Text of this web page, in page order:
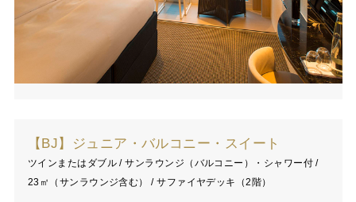
【BJ】ジュニア・バルコニー・スイート
ツインまたはダブル / サンラウンジ（バルコニー）・シャワー付 /
23㎡（サンラウンジ含む） / サファイヤデッキ（2階）